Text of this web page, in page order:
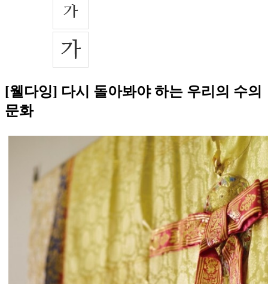
[웰다잉] 다시 돌아봐야 하는 우리의 수의
문화